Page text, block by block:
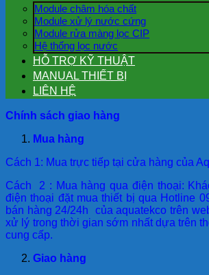
Module châm hóa chất
Module xử lý nước cứng
Module rửa màng lọc CIP
Hệ thống lọc nước
HỖ TRỢ KỸ THUẬT
MANUAL THIẾT BỊ
LIÊN HỆ
Chính sách giao hàng
Mua hàng
Cách 1: Mua trực tiếp tại cửa hàng của
Cách 2 : Mua hàng qua điện thoại:
điện thoại đặt mua thiết bị qua Hotline
bán hàng 24/24h của aquatekco trên
xử lý trong thời gian sớm nhất dựa trên
cung cấp.
Giao hàng